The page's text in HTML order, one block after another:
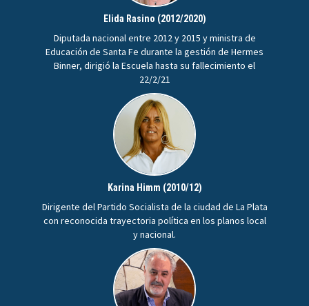
Elida Rasino (2012/2020)
Diputada nacional entre 2012 y 2015 y ministra de
Educación de Santa Fe durante la gestión de Hermes
Binner, dirigió la Escuela hasta su fallecimiento el
22/2/21
Karina Himm (2010/12)
Dirigente del Partido Socialista de la ciudad de La Plata
con reconocida trayectoria política en los planos local
y nacional.